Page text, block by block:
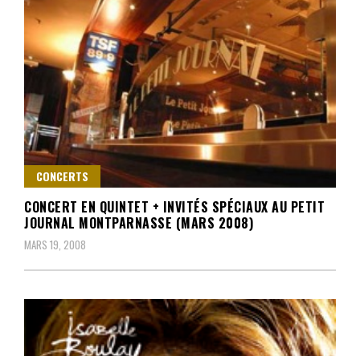
CONCERTS
CONCERT EN QUINTET + INVITÉS SPÉCIAUX AU PETIT
JOURNAL MONTPARNASSE (MARS 2008)
MARS 19, 2008